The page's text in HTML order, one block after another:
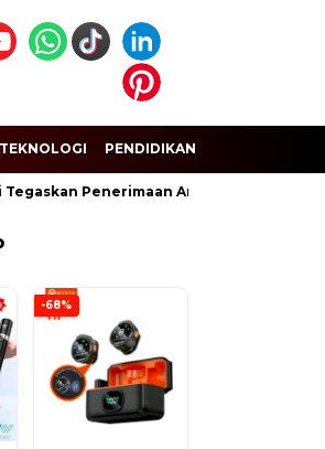
TEKNOLOGI PENDIDIKAN
Penerimaan Anggota dan Taruna
-68%